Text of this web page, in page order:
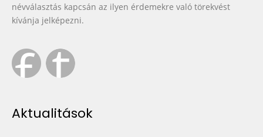
névválasztás kapcsán az ilyen érdemekre való törekvést
kívánja jelképezni.
Aktualitások